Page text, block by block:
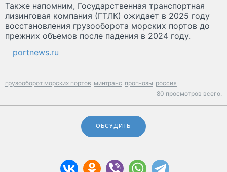
Также напомним, Государственная транспортная
лизинговая компания (ГТЛК) ожидает в 2025 году
восстановления грузооборота морских портов до
прежних объемов после падения в 2024 году.
portnews.ru
грузооборот морских портов минтранс прогнозы россия
80 просмотров всего.
ОБСУДИТЬ